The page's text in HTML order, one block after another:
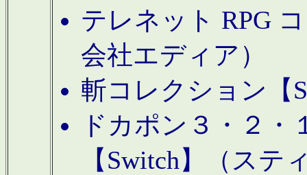
テレネット RPG
会社エディア）
斬コレクション【
ドカポン３・２
【Switch】（ステ